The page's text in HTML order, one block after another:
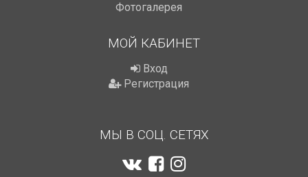
Фотогалерея
МОЙ КАБИНЕТ
Вход
Регистрация
МЫ В СОЦ. СЕТЯХ